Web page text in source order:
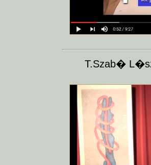
T.Szab�